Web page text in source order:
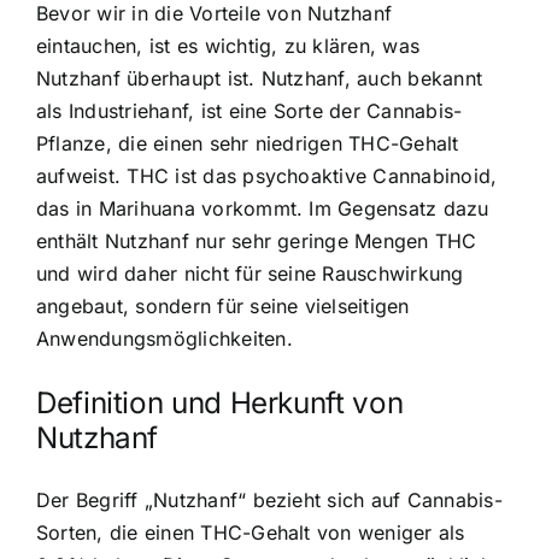
Bevor wir in die Vorteile von Nutzhanf
eintauchen, ist es wichtig, zu klären, was
Nutzhanf überhaupt ist. Nutzhanf, auch bekannt
als Industriehanf, ist eine Sorte der Cannabis-
Pflanze, die einen sehr niedrigen THC-Gehalt
aufweist. THC ist das psychoaktive Cannabinoid,
das in Marihuana vorkommt. Im Gegensatz dazu
enthält Nutzhanf nur sehr geringe Mengen THC
und wird daher nicht für seine Rauschwirkung
angebaut, sondern für seine vielseitigen
Anwendungsmöglichkeiten.
Definition und Herkunft von
Nutzhanf
Der Begriff „Nutzhanf“ bezieht sich auf Cannabis-
Sorten, die einen THC-Gehalt von weniger als